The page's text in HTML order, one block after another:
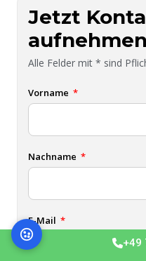
Jetzt
aufnehmen
Alle Felder mit * sind
Vorname
Nachname
E-Mail
+49